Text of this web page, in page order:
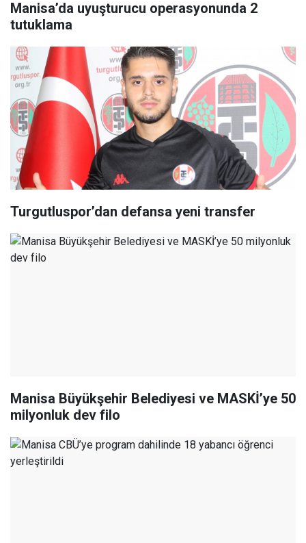
Manisa’da uyuşturucu operasyonunda 2
tutuklama
Turgutluspor’dan defansa yeni transfer
Manisa Büyükşehir Belediyesi ve MASKİ’ye 50
milyonluk dev filo